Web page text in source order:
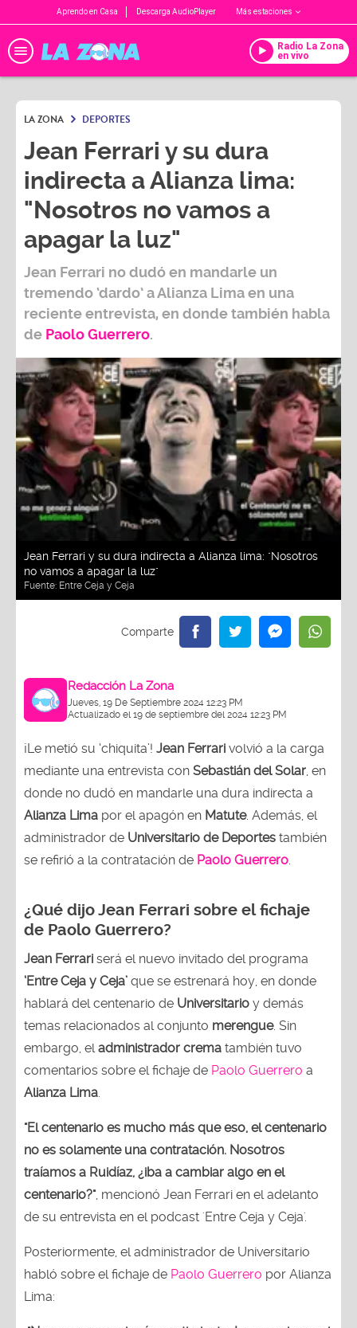
Aprendo en Casa Descarga AudioPlayer Más estaciones
Radio La Zona
en vivo
LA ZONA DEPORTES
Jean Ferrari y su dura
indirecta a Alianza lima:
"Nosotros no vamos a
apagar la luz"
Jean Ferrari no dudó en mandarle un
tremendo ‘dardo’ a Alianza Lima en una
reciente entrevista, en donde también habla
de Paolo Guerrero.
Jean Ferrari y su dura indirecta a Alianza lima: "Nosotros
no vamos a apagar la luz"
Fuente: Entre Ceja y Ceja
Redacción La Zona
Jueves, 19 De Septiembre 2024 12:23 PM
Actualizado el 19 de septiembre del 2024 12:23 PM
¡Le metió su ‘chiquita’! Jean Ferrari volvió a la carga
mediante una entrevista con Sebastián del Solar , en
donde no dudó en mandarle una dura indirecta a
Alianza Lima por el apagón en Matute. Además, el
administrador de Universitario de Deportes también
se refirió a la contratación de Paolo Guerrero
¿Qué dijo Jean Ferrari sobre el fichaje
de Paolo Guerrero?
Jean Ferrari será el nuevo invitado del programa
‘Entre Ceja y Ceja’ que se estrenará hoy, en donde
hablará del centenario de Universitario y demás
temas relacionados al conjunto merengue. Sin
embargo, el administrador crema también tuvo
comentarios sobre el fichaje de Paolo Guerrero a
Alianza Lima
"El centenario es mucho más que eso, el centenario
no es solamente una contratación. Nosotros
traíamos a Ruidíaz, ¿iba a cambiar algo en el
centenario?", mencionó Jean Ferrari en el adelanto
de su entrevista en el podcast 'Entre Ceja y Ceja'.
Posteriormente, el administrador de Universitario
habló sobre el fichaje de Paolo Guerrero por Alianza
Lima: